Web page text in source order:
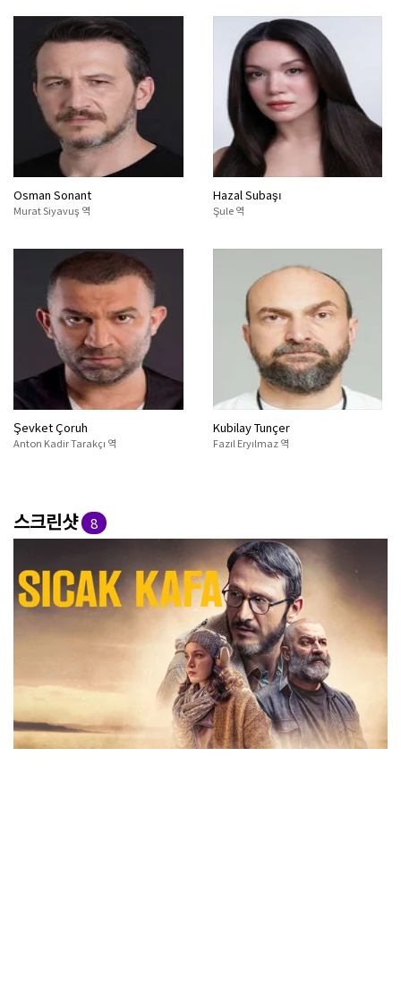
Osman Sonant
Murat Siyavuş 역
Hazal Subaşı
Şule 역
Şevket Çoruh
Anton Kadir Tarakçı 역
Kubilay Tunçer
Fazıl Eryılmaz 역
스크린샷 8